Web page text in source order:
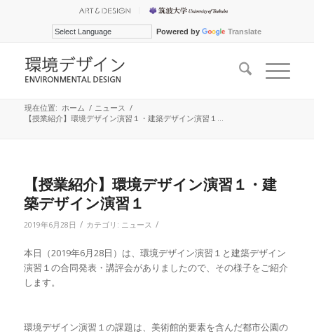
Powered by Translate
現在位置: ホーム / ニュース /
【授業紹介】環境デザイン演習１・建築デザイン演習１...
【授業紹介】環境デザイン演習１・建
築デザイン演習１
2019年6月28日 / カテゴリ: ニュース /
本日（2019年6月28日）は、環境デザイン演習１と建築デザイン
演習１の合同発表・講評会がありましたので、その様子をご紹介
します。
環境デザイン演習１の課題は、美術館的要素を含んだ都市公園の